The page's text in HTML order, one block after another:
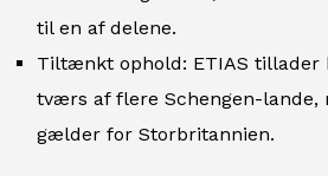
til en af delene.
Tiltænkt ophold: ETIAS tillader
tværs af flere Schengen-lande,
gælder for Storbritannien.